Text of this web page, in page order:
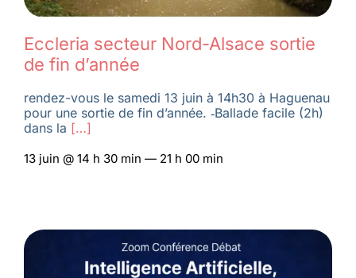
Eccleria secteur Nord-Alsace sortie
de fin d’année
rendez-vous le samedi 13 juin à 14h30 à Haguenau
pour une sortie de fin d’année. ‑Ballade facile (2h)
dans la […]
13 juin @ 14 h 30 min — 21 h 00 min